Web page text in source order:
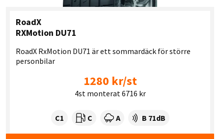
RoadX
RXMotion DU71
RoadX RxMotion DU71 är ett sommardäck för större
personbilar
1280 kr/st
4st monterat 6716 kr
Tyre class:
C1 Rullmotstånd:
C Våtgrepp:
A Ljudnivå dB:
B 71dB